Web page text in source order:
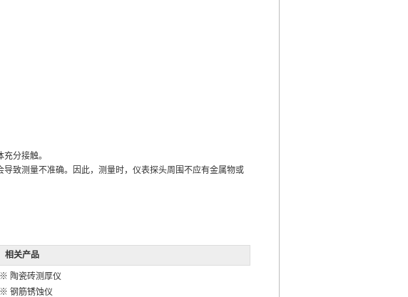
分接触。
致测量不准确。因此，测量时，仪表探头周围不应有金属物或
相关产品
※ 陶瓷砖测厚仪
※ 钢筋锈蚀仪